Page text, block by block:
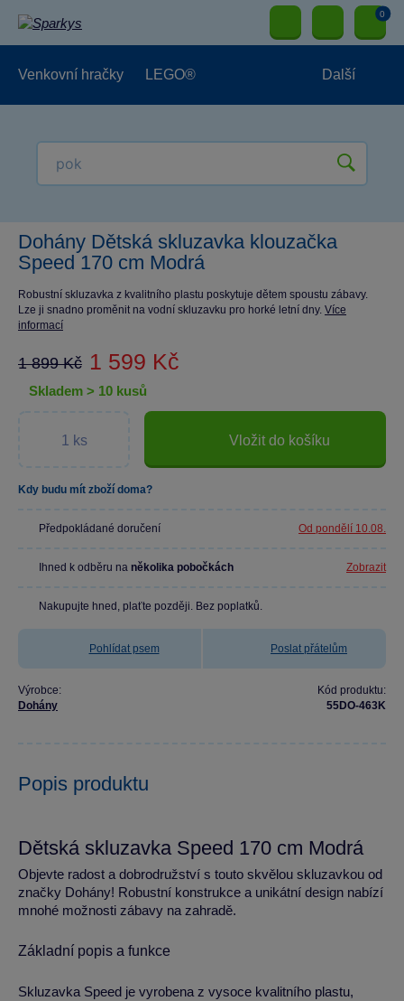
0
Venkovní hračky LEGO® Další
Dohány Dětská skluzavka klouzačka
Speed 170 cm Modrá
Robustní skluzavka z kvalitního plastu poskytuje dětem spoustu zábavy.
Lze ji snadno proměnit na vodní skluzavku pro horké letní dny. Více
informací
1 899 Kč 1 599 Kč
skladem > 10 kusů
Vložit do košíku
Kdy budu mít zboží doma?
Předpokládané doručení Od pondělí 10.08.
Ihned k odběru na několika pobočkách Zobrazit
Nakupujte hned, plaťte později. Bez poplatků.
Pohlídat psem Poslat přátelům
Výrobce:
Dohány
Kód produktu:
55DO-463K
Popis produktu
Dětská skluzavka Speed 170 cm Modrá
Objevte radost a dobrodružství s touto skvělou skluzavkou od
značky Dohány! Robustní konstrukce a unikátní design nabízí
mnohé možnosti zábavy na zahradě.
Základní popis a funkce
Skluzavka Speed je vyrobena z vysoce kvalitního plastu,